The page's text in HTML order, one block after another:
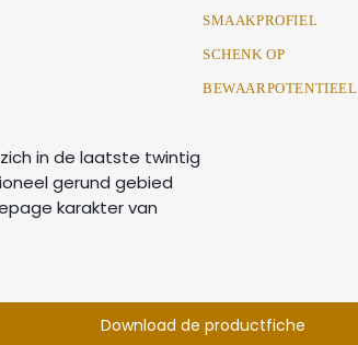
in de laatste twintig
gerund gebied
karakter van
SMAAKPROFIEL
SCHENK OP
BEWAARPOTENTIEEL
Download de productfiche